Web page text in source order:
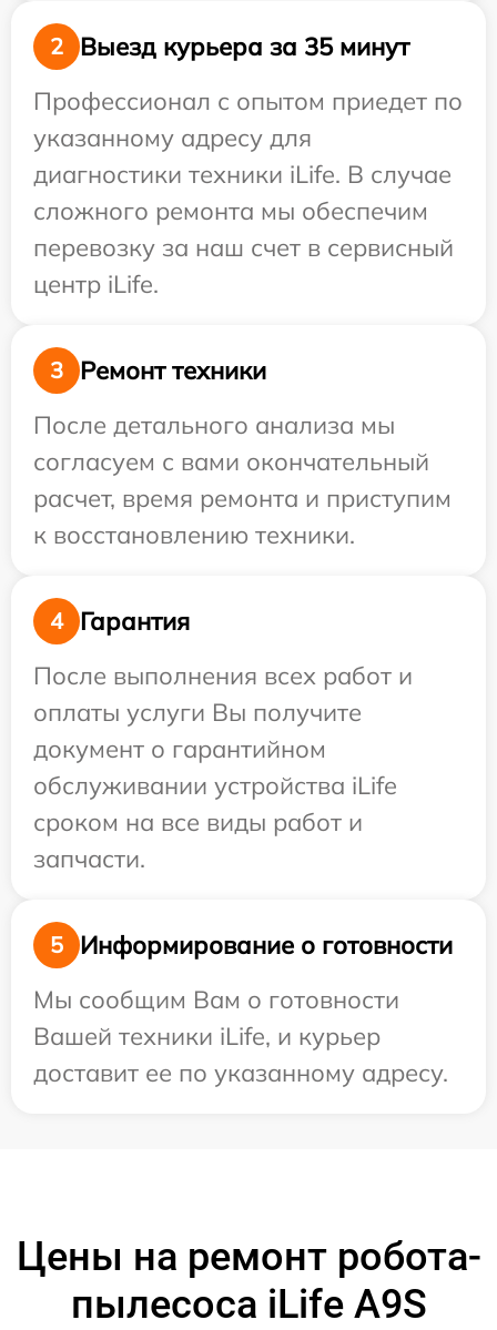
2
Выезд курьера за 35 минут
Профессионал с опытом приедет по
указанному адресу для
диагностики техники iLife. В случае
сложного ремонта мы обеспечим
перевозку за наш счет в сервисный
центр iLife.
3
Ремонт техники
После детального анализа мы
согласуем с вами окончательный
расчет, время ремонта и приступим
к восстановлению техники.
4
Гарантия
После выполнения всех работ и
оплаты услуги Вы получите
документ о гарантийном
обслуживании устройства iLife
сроком на все виды работ и
запчасти.
5
Информирование о готовности
Мы сообщим Вам о готовности
Вашей техники iLife, и курьер
доставит ее по указанному адресу.
Цены на ремонт робота-
пылесоса iLife A9S